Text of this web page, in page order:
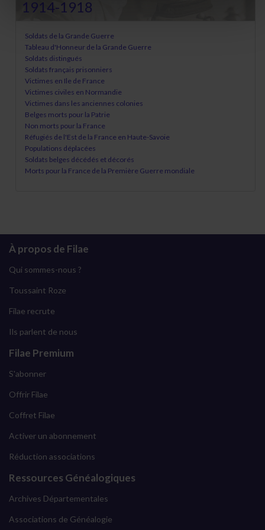
1914-1918
Soldats de la Grande Guerre
Tableau d'Honneur de la Grande Guerre
Soldats distingués
Soldats français prisonniers
Victimes en Ile de France
Victimes civiles en Normandie
Victimes dans les anciennes colonies
Belges morts pour la Patrie
Non morts pour la France
Réfugiés de l'Est de la France en Haute-Savoie
Populations déplacées
Soldats belges décédés et décorés
Morts pour la France de la Première Guerre mondiale
À propos de Filae
Qui sommes-nous ?
Toussaint Roze
Filae recrute
Ils parlent de nous
Filae Premium
S'abonner
Offrir Filae
Coffret Filae
Activer un abonnement
Réduction associations
Ressources Généalogiques
Archives Départementales
Associations de Généalogie